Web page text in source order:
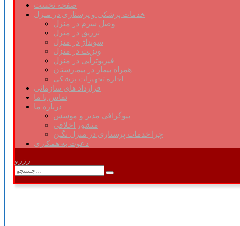
صفحه نخست
خدمات پزشکی و پرستاری در منزل
وصل سرم در منزل
تزریق در منزل
سونداژ در منزل
ویزیت در منزل
فیزیوتراپی در منزل
همراه بیمار در بیمارستان
اجاره تجهیزات پزشکی
قرارداد های سازمانی
تماس با ما
درباره ما
بیوگرافی مدیر و موسس
منشور اخلاقی
چرا خدمات پرستاری در منزل نگین
دعوت به همکاری
رزرو